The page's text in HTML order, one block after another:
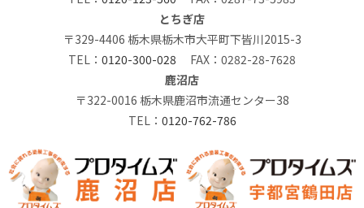
とちぎ店
〒329-4406 栃木県栃木市大平町下皆川2015-3
TEL： 0120-300-028 FAX：0282-28-7628
鹿沼店
〒322-0016 栃木県鹿沼市流通センター38
TEL： 0120-762-786